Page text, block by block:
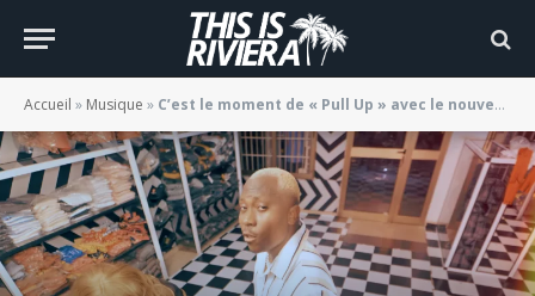
Accueil » Musique » C’est le moment de « Pull Up » avec le nouveau clip de Mcafelly